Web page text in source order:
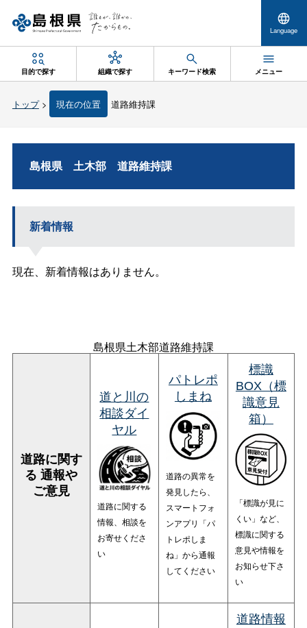
Language
目的で探す 組織で探す キーワード検索 メニュー
トップ> 現在の位置 道路維持課
島根県 土木部 道路維持課
新着情報
現在、新着情報はありません。
島根県土木部道路維持課
道路に関す
る 通報や
ご意見
道と川の
相談ダイ
ヤル
道路に関する
情報、相談を
お寄せくださ
い
パトレポ
しまね
道路の異常を
発見したら、
スマートフォ
ンアプリ「パ
トレポしま
ね」から通報
してください
標識
BOX（標
識意見
箱）
「標識が見に
くい」など、
標識に関する
意見や情報を
お知らせ下さ
い
道路情報